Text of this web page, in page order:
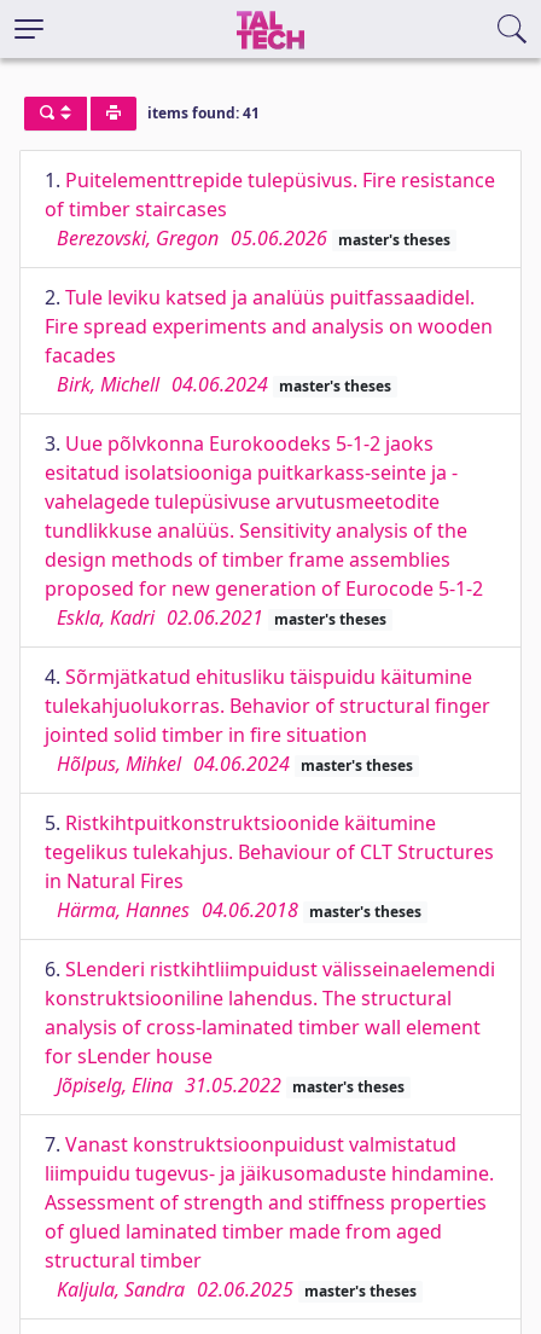
items found: 41
1. Puitelementtrepide tulepüsivus. Fire resistance
of timber staircases
Berezovski, Gregon 05.06.2026 master's theses
2. Tule leviku katsed ja analüüs puitfassaadidel.
Fire spread experiments and analysis on wooden
facades
Birk, Michell 04.06.2024 master's theses
3. Uue põlvkonna Eurokoodeks 5-1-2 jaoks
esitatud isolatsiooniga puitkarkass-seinte ja -
vahelagede tulepüsivuse arvutusmeetodite
tundlikkuse analüüs. Sensitivity analysis of the
design methods of timber frame assemblies
proposed for new generation of Eurocode 5-1-2
Eskla, Kadri 02.06.2021 master's theses
4. Sõrmjätkatud ehitusliku täispuidu käitumine
tulekahjuolukorras. Behavior of structural finger
jointed solid timber in fire situation
Hõlpus, Mihkel 04.06.2024 master's theses
5. Ristkihtpuitkonstruktsioonide käitumine
tegelikus tulekahjus. Behaviour of CLT Structures
in Natural Fires
Härma, Hannes 04.06.2018 master's theses
6. SLenderi ristkihtliimpuidust välisseinaelemendi
konstruktsiooniline lahendus. The structural
analysis of cross-laminated timber wall element
for sLender house
Jõpiselg, Elina 31.05.2022 master's theses
7. Vanast konstruktsioonpuidust valmistatud
liimpuidu tugevus- ja jäikusomaduste hindamine.
Assessment of strength and stiffness properties
of glued laminated timber made from aged
structural timber
Kaljula, Sandra 02.06.2025 master's theses